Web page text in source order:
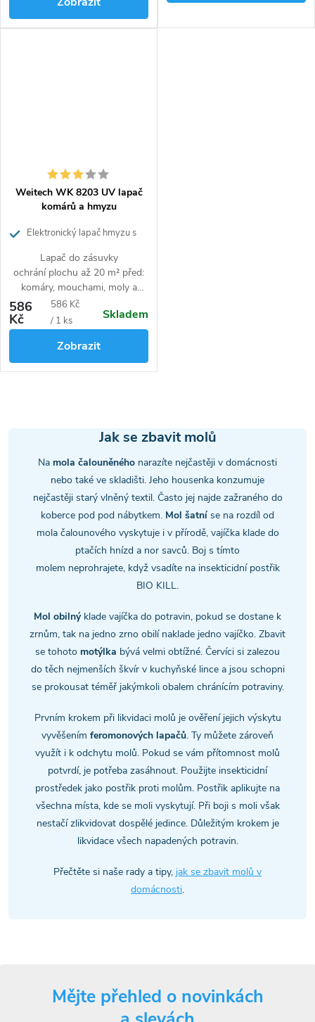
bezpečně ochrání před
až 24h.
Weitech WK 8203 UV lapač
komárů a hmyzu
Elektronický lapač hmyzu s
Lapač do zásuvky
ochrání plochu až 20 m² před:
komáry, mouchami, moly a
dalším obtížným hmyzem. Bez
chemie je ideální k použití ve
všech pokojích, včetně
dětských ložnic, v karavanech,
na lodi, v obchodech, ve
skladech apod.
586
Kč
Měrná
cena:
586 Kč
/ 1 ks
Skladem
Zobrazit
Jak se zbavit molů
Na mola čalouněného narazíte nejčastěji v domácnosti
nebo také ve skladišti. Jeho housenka konzumuje
nejčastěji starý vlněný textil. Často jej najde zažraného do
koberce pod pod nábytkem. Mol šatní se na rozdíl od
mola čalounového vyskytuje i v přírodě, vajíčka klade do
ptačích hnízd a nor savců. Boj s tímto
molem neprohrajete, když vsadíte na insekticidní postřik
BIO KILL.
Mol obilnýklade vajíčka do potravin, pokud se dostane k
zrnům, tak na jedno zrno obilí naklade jedno vajíčko. Zbavit
se tohoto motýlka bývá velmi obtížné. Červíci si zalezou
do těch nejmenších škvír v kuchyňské lince a jsou schopni
se prokousat téměř jakýmkoli obalem chránícím potraviny.
Prvním krokem při likvidaci molů je ověření jejich výskytu
vyvěšením feromonových lapačů. Ty můžete zároveň
využít i k odchytu molů. Pokud se vám přítomnost molů
potvrdí, je potřeba zasáhnout. Použijte insekticidní
prostředek jako postřik proti molům. Postřik aplikujte na
všechna místa, kde se moli vyskytují. Při boji s moli však
nestačí zlikvidovat dospělé jedince. Důležitým krokem je
likvidace všech napadených potravin.
Přečtěte si naše rady a tipy, jak se zbavit molů v
domácnosti.
Mějte přehled o novinkách